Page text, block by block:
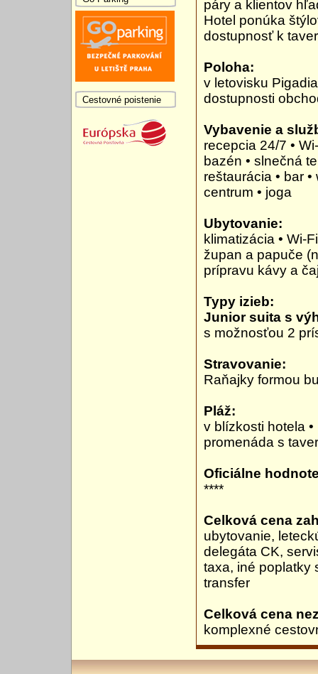
páry a klientov
Hotel ponúka
dostupnosť k
Poloha:
v letovisku
dostupnosti
Vybavenie a
recepcia 24/7 •
bazén • slnečná
reštaurácia • bar
centrum • joga
Ubytovanie:
klimatizácia • Wi-
župan a papuče
prípravu kávy a
Typy izieb:
Junior suita s
s možnosťou 2
Stravovanie:
Raňajky formou
Pláž:
v blízkosti hotela
promenáda s
Oficiálne
****
Celková cena
ubytovanie,
delegáta CK,
taxa, iné poplatky
transfer
Celková cena
komplexné
Cestovné poistenie